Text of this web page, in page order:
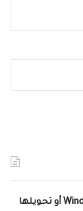
كيفية فتح ملفات HEIC على Windows أو تحويلها